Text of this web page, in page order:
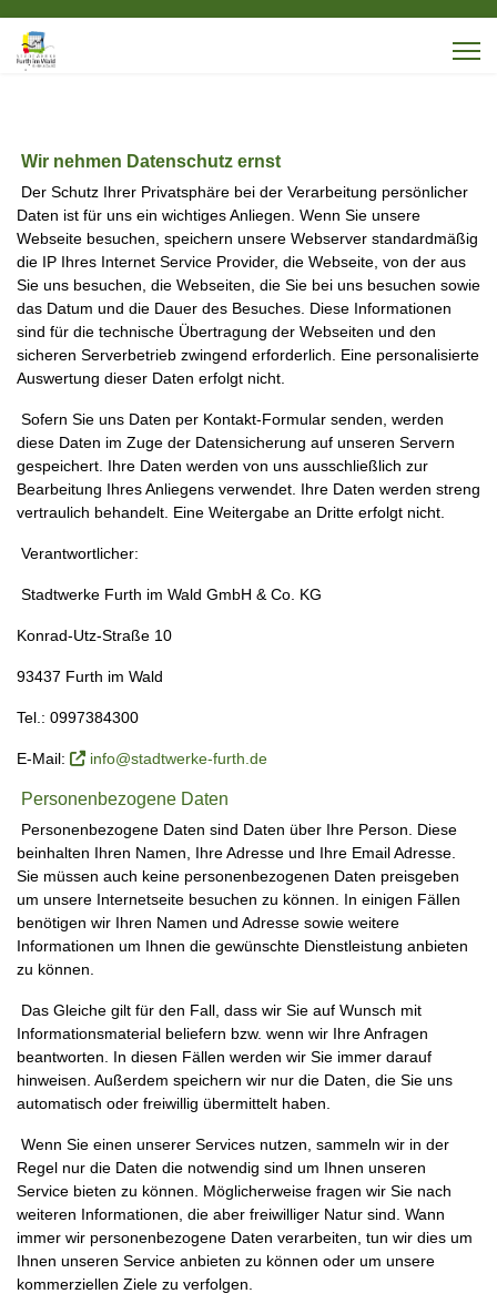
Wir nehmen Datenschutz ernst
Der Schutz Ihrer Privatsphäre bei der Verarbeitung persönlicher
Daten ist für uns ein wichtiges Anliegen. Wenn Sie unsere
Webseite besuchen, speichern unsere Webserver standardmäßig
die IP Ihres Internet Service Provider, die Webseite, von der aus
Sie uns besuchen, die Webseiten, die Sie bei uns besuchen sowie
das Datum und die Dauer des Besuches. Diese Informationen
sind für die technische Übertragung der Webseiten und den
sicheren Serverbetrieb zwingend erforderlich. Eine personalisierte
Auswertung dieser Daten erfolgt nicht.
Sofern Sie uns Daten per Kontakt-Formular senden, werden
diese Daten im Zuge der Datensicherung auf unseren Servern
gespeichert. Ihre Daten werden von uns ausschließlich zur
Bearbeitung Ihres Anliegens verwendet. Ihre Daten werden streng
vertraulich behandelt. Eine Weitergabe an Dritte erfolgt nicht.
Verantwortlicher:
Stadtwerke Furth im Wald GmbH & Co. KG
Konrad-Utz-Straße 10
93437 Furth im Wald
Tel.: 0997384300
E-Mail: info@stadtwerke-furth.de
Personenbezogene Daten
Personenbezogene Daten sind Daten über Ihre Person. Diese
beinhalten Ihren Namen, Ihre Adresse und Ihre Email Adresse.
Sie müssen auch keine personenbezogenen Daten preisgeben
um unsere Internetseite besuchen zu können. In einigen Fällen
benötigen wir Ihren Namen und Adresse sowie weitere
Informationen um Ihnen die gewünschte Dienstleistung anbieten
zu können.
Das Gleiche gilt für den Fall, dass wir Sie auf Wunsch mit
Informationsmaterial beliefern bzw. wenn wir Ihre Anfragen
beantworten. In diesen Fällen werden wir Sie immer darauf
hinweisen. Außerdem speichern wir nur die Daten, die Sie uns
automatisch oder freiwillig übermittelt haben.
Wenn Sie einen unserer Services nutzen, sammeln wir in der
Regel nur die Daten die notwendig sind um Ihnen unseren
Service bieten zu können. Möglicherweise fragen wir Sie nach
weiteren Informationen, die aber freiwilliger Natur sind. Wann
immer wir personenbezogene Daten verarbeiten, tun wir dies um
Ihnen unseren Service anbieten zu können oder um unsere
kommerziellen Ziele zu verfolgen.